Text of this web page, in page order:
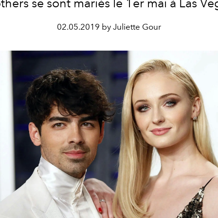
se sont mariés le 1er mai à Las
02.05.2019 by Juliette Gour